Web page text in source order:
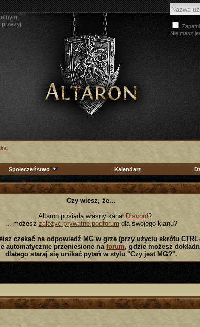
Nie masz
Społeczeństwo Kalendarz
Czy wiesz, że...
... Altaron posiada własny kanał Discord?
... możesz założyć prywatne podforum dla swojego klanu?
czekać na odpowiedź MG w grze (przy użyciu skrótu
automatycznie przeniesione na forum, gdzie możesz
dlatego staraj się unikać pytań w stylu "Czy jest MG?".